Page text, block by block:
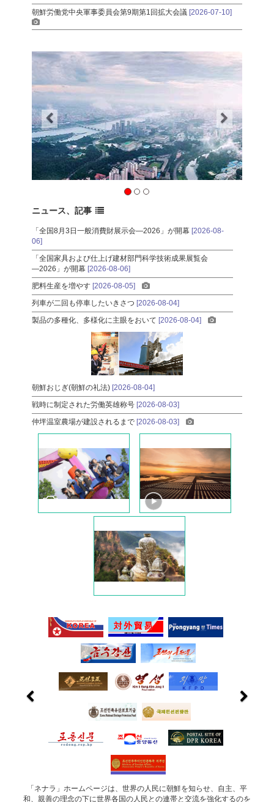
朝鮮労働党中央軍事委員会第9期第1回拡大会議 [2026-07-10]
ニュース、記事
「全国8月3日一般消費財展示会―2026」が開幕 [2026-08-
06]
「全国家具および仕上げ建材部門科学技術成果展覧会
―2026」が開幕 [2026-08-06]
肥料生産を増やす [2026-08-05]
列車が二回も停車したいきさつ [2026-08-04]
製品の多種化、多様化に主眼をおいて [2026-08-04]
朝鮮おじぎ(朝鮮の礼法) [2026-08-04]
戦時に制定された労働英雄称号 [2026-08-03]
仲坪温室農場が建設されるまで [2026-08-03]
「ネナラ」ホームページは、世界の人民に朝鮮を知らせ、自主、平
和、親善の理念の下に世界各国の人民との連帯と交流を強化するのを